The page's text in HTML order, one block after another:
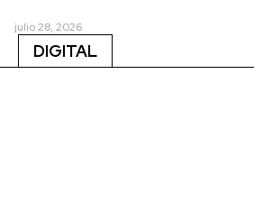
julio 28, 2026
DIGITAL